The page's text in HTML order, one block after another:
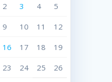
2 3 4 5
9 10 11 12
16 17 18 19
23 24 25 26